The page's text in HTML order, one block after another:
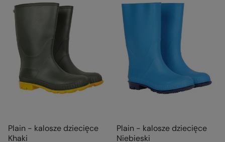
Plain - kalosze dziecięce
Khaki
Plain - kalosze dziecięce
Niebieski